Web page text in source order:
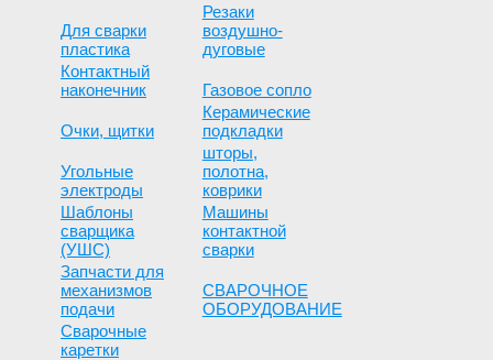
Для сварки
пластика
Резаки
воздушно-
дуговые
Контактный
наконечник
Газовое сопло
Очки, щитки
Керамические
подкладки
Угольные
электроды
шторы,
полотна,
коврики
Шаблоны
сварщика
(УШС)
Машины
контактной
сварки
Запчасти для
механизмов
подачи
СВАРОЧНОЕ
ОБОРУДОВАНИЕ
Сварочные
каретки